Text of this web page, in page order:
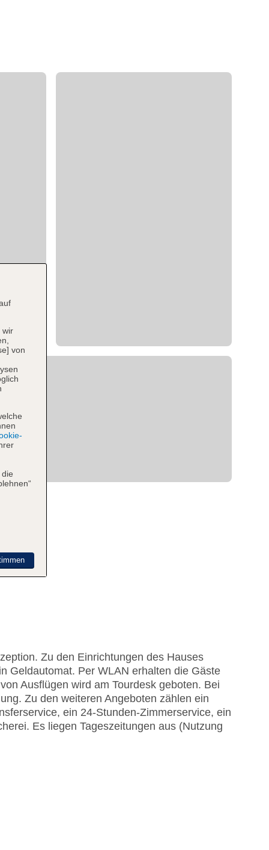
Zu den Einrichtungen des Hauses
Geldautomat. Per WLAN erhalten die Gäste
Ausflügen wird am Tourdesk geboten. Bei
Zu den weiteren Angeboten zählen ein
ein 24-Stunden-Zimmerservice, ein
Es liegen Tageszeitungen aus (Nutzung
wir
von